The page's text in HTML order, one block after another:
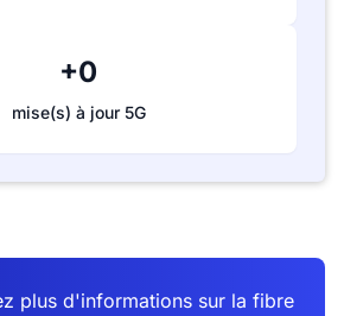
+0
mise(s) à jour 5G
plus d'informations sur la fibre